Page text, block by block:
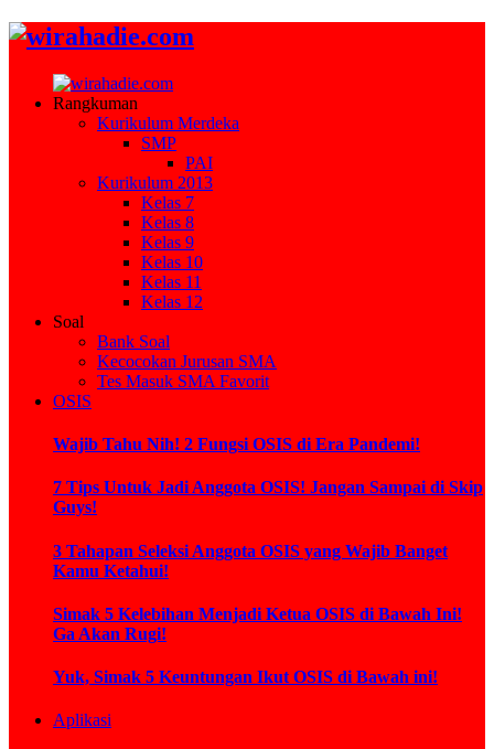
Rangkuman
Kurikulum Merdeka
SMP
PAI
Kurikulum 2013
Kelas 7
Kelas 8
Kelas 9
Kelas 10
Kelas 11
Kelas 12
Soal
Bank Soal
Kecocokan Jurusan SMA
Tes Masuk SMA Favorit
OSIS
Wajib Tahu Nih! 2 Fungsi OSIS di Era Pandemi!
7 Tips Untuk Jadi Anggota OSIS! Jangan Sampai di Skip
Guys!
3 Tahapan Seleksi Anggota OSIS yang Wajib Banget
Kamu Ketahui!
Simak 5 Kelebihan Menjadi Ketua OSIS di Bawah Ini!
Ga Akan Rugi!
Yuk, Simak 5 Keuntungan Ikut OSIS di Bawah ini!
Aplikasi